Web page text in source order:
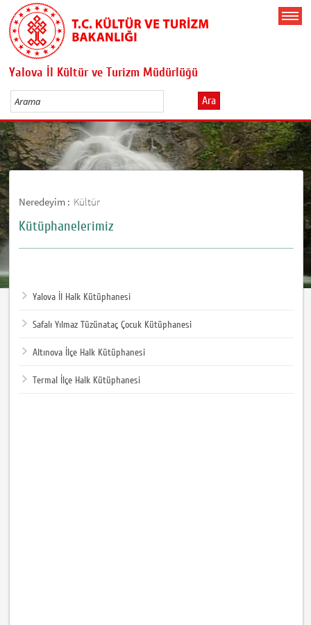
Yalova İl Kültür ve Turizm Müdürlüğü
Ara
Neredeyim : Kültür
Kütüphanelerimiz
Yalova İl Halk Kütüphanesi
Safalı Yılmaz Tüzünataç Çocuk Kütüphanesi
Altınova İlçe Halk Kütüphanesi
Termal İlçe Halk Kütüphanesi